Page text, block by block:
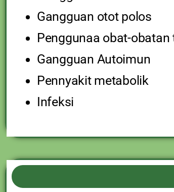
Gangguan otot polos
Penggunaa obat-obatan
Gangguan Autoimun
Pennyakit metabolik
Infeksi